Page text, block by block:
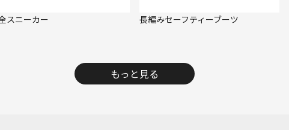
スニーカー 長編みセーフティーブーツ
もっと見る